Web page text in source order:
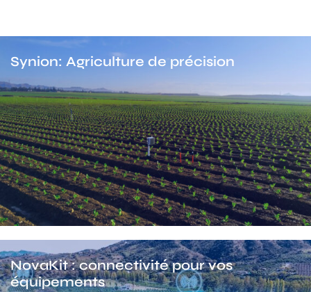
Synion: Agriculture de précision
NovaKit : connectivité pour vos
équipements